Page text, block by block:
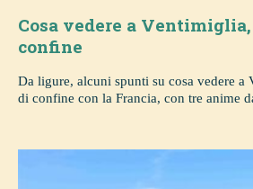
Cosa vedere a
confine
Da ligure, alcuni spunti su cosa vedere a
di confine con la Francia, con tre anime